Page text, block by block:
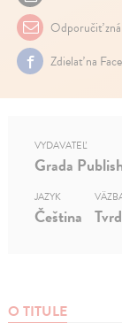
Odporučiť
Zdielať na
O TITULE
VYDAVATEĽ
Grada
JAZYK
Čeština